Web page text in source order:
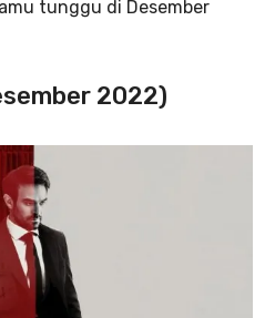
tunggu di Desember
2022)